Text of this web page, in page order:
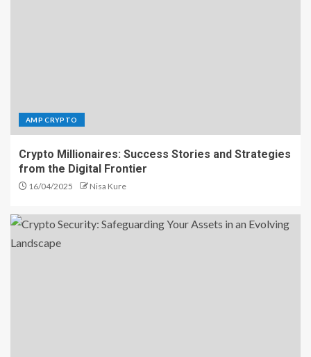
AMP CRYPTO
Crypto Millionaires: Success Stories and Strategies
from the Digital Frontier
16/04/2025 Nisa Kure